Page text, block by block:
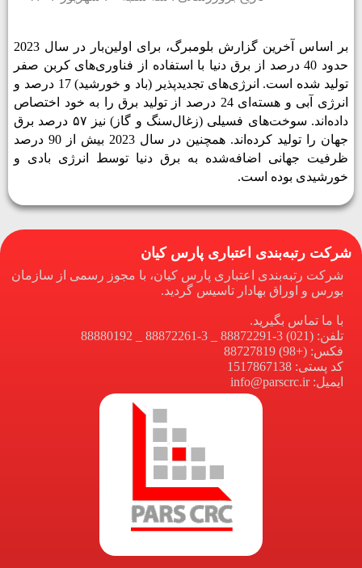
بر اساس آخرین گزارش بلومبرگ، برای اولین‌بار در سال 2023
حدود 40 درصد از برق دنیا با استفاده از فناوری­‌های کربن صفر
تولید شده است. انرژی­‌های تجدیدپذیر (باد و خورشید) 17 درصد و
انرژی آبی و هسته‌­ای 24 درصد از تولید برق را به خود اختصاص
داده‌­اند. سوخت‌های فسیلی (زغال‌سنگ و گاز) نیز ۵۷ درصد برق
جهان را تولید کرده‌اند. همچنین در سال 2023 بیش از 90 درصد
ظرفیت جهانی اضافه­‌شده به برق دنیا توسط انرژی بادی و
خورشیدی بوده است.
شرکت رتبه‌بندی اعتباری پارس کیان
شرکت رتبه‌بندی اعتباری پارس کیان، با مجوز رسمی از سازمان
بورس و اوراق بهادار تاسیس گردید.
با ما تماس بگیرید.
تلفن: (021) 3-88872291 _ 3-88872261 _ 88880192
فکس: (+98) 88727819
کد پستی: 1517867138
ایمیل: info@parscrc.ir